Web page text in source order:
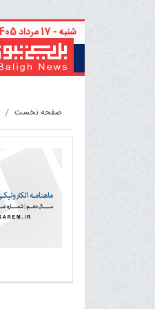
شنبه - 17 مرداد 1405
صفحه نخست